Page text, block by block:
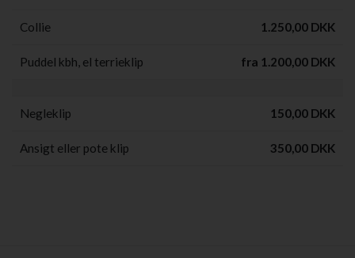
Collie 1.250,00 DKK
Puddel kbh, el terrieklip fra 1.200,00 DKK
Negleklip 150,00 DKK
Ansigt eller pote klip 350,00 DKK